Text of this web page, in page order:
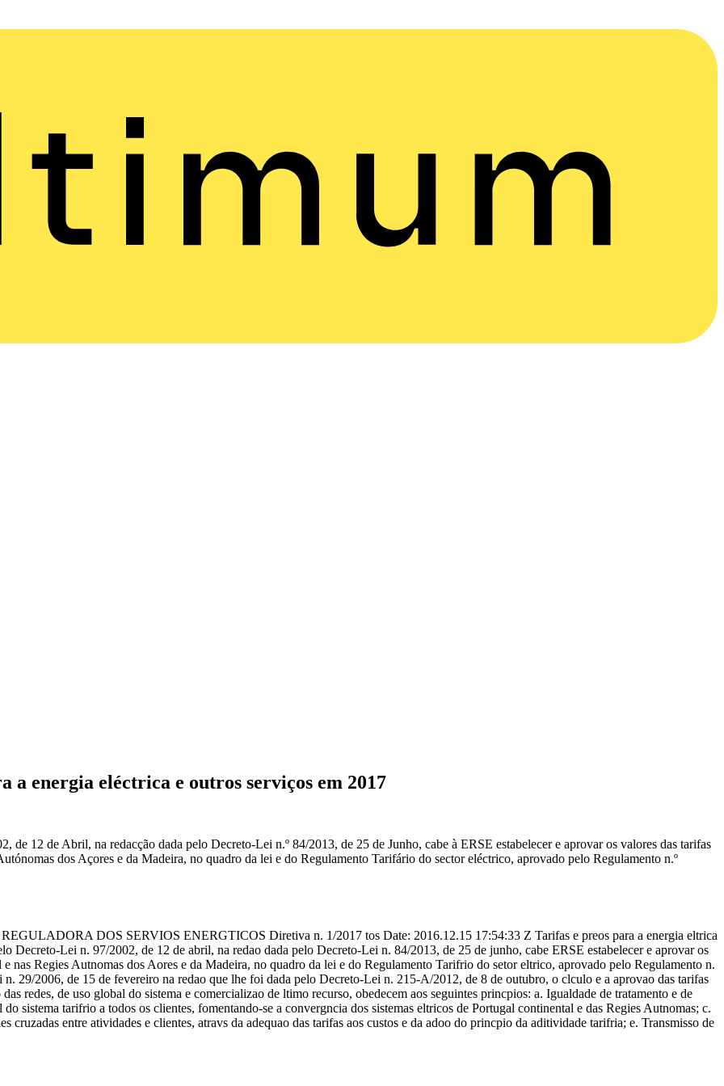
energia eléctrica e outros serviços em 2017
de 12 de Abril, na redacção dada pelo Decreto-Lei n.º 84/2013, de 25 de Junho, cabe à ERSE estabelecer e aprovar os valores das tarifas
dos Açores e da Madeira, no quadro da lei e do Regulamento Tarifário do sector eléctrico, aprovado pelo Regulamento n.º
DOS SERVIOS ENERGTICOS Diretiva n. 1/2017 tos Date: 2016.12.15 17:54:33 Z Tarifas e preos para a energia eltrica
Decreto-Lei n. 97/2002, de 12 de abril, na redao dada pelo Decreto-Lei n. 84/2013, de 25 de junho, cabe ERSE estabelecer e aprovar os
nas Regies Autnomas dos Aores e da Madeira, no quadro da lei e do Regulamento Tarifrio do setor eltrico, aprovado pelo Regulamento n.
29/2006, de 15 de fevereiro na redao que lhe foi dada pelo Decreto-Lei n. 215-A/2012, de 8 de outubro, o clculo e a aprovao das tarifas
redes, de uso global do sistema e comercializao de ltimo recurso, obedecem aos seguintes princpios: a. Igualdade de tratamento e de
sistema tarifrio a todos os clientes, fomentando-se a convergncia dos sistemas eltricos de Portugal continental e das Regies Autnomas; c.
cruzadas entre atividades e clientes, atravs da adequao das tarifas aos custos e da adoo do princpio da aditividade tarifria; e. Transmisso de